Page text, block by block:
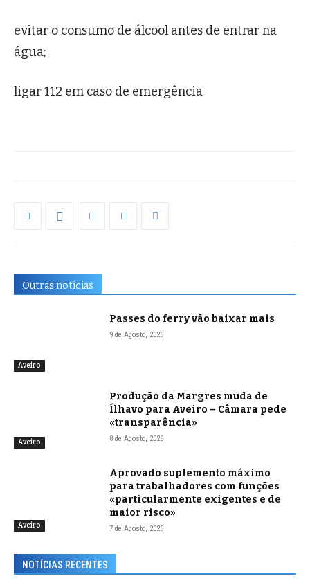
evitar o consumo de álcool antes de entrar na
água;
ligar 112 em caso de emergência
Outras notícias
Aveiro
Passes do ferry vão baixar mais
9 de Agosto, 2026
Aveiro
Produção da Margres muda de
Ílhavo para Aveiro – Câmara pede
«transparência»
8 de Agosto, 2026
Aveiro
Aprovado suplemento máximo
para trabalhadores com funções
«particularmente exigentes e de
maior risco»
7 de Agosto, 2026
NOTÍCIAS RECENTES